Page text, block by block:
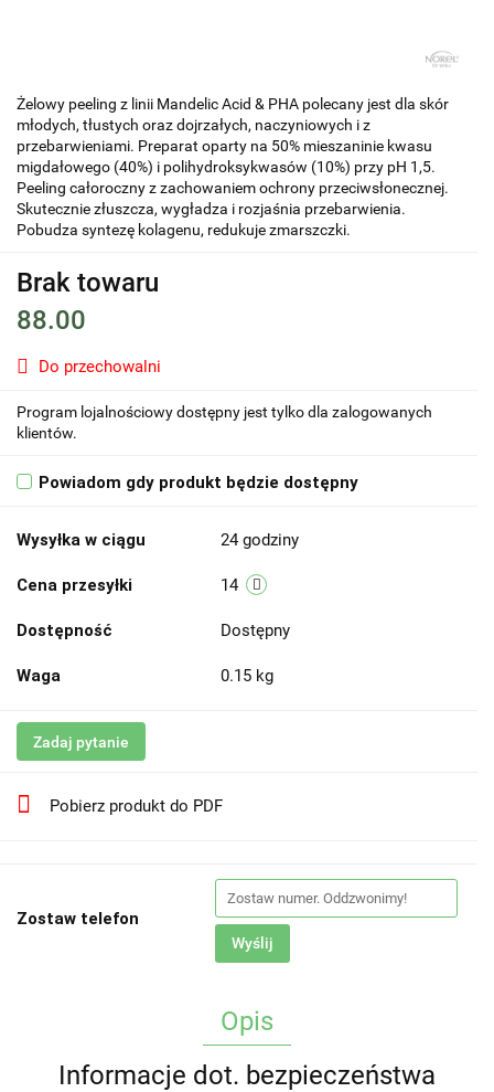
Żelowy peeling z linii Mandelic Acid & PHA polecany jest dla skór
młodych, tłustych oraz dojrzałych, naczyniowych i z
przebarwieniami. Preparat oparty na 50% mieszaninie kwasu
migdałowego (40%) i polihydroksykwasów (10%) przy pH 1,5.
Peeling całoroczny z zachowaniem ochrony przeciwsłonecznej.
Skutecznie złuszcza, wygładza i rozjaśnia przebarwienia.
Pobudza syntezę kolagenu, redukuje zmarszczki.
Brak towaru
88.00
Do przechowalni
Program lojalnościowy dostępny jest tylko dla zalogowanych
klientów.
Powiadom gdy produkt będzie dostępny
Wysyłka w ciągu 24 godziny
Cena przesyłki 14
Dostępność Dostępny
Waga 0.15 kg
Zadaj pytanie
Pobierz produkt do PDF
Zostaw telefon
Wyślij
Opis
Informacje dot. bezpieczeństwa